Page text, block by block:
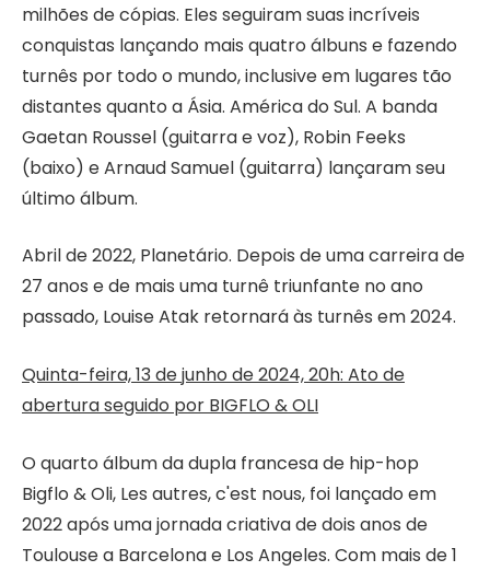
milhões de cópias. Eles seguiram suas incríveis
conquistas lançando mais quatro álbuns e fazendo
turnês por todo o mundo, inclusive em lugares tão
distantes quanto a Ásia. América do Sul. A banda
Gaetan Roussel (guitarra e voz), Robin Feeks
(baixo) e Arnaud Samuel (guitarra) lançaram seu
último álbum.
Abril de 2022, Planetário. Depois de uma carreira de
27 anos e de mais uma turnê triunfante no ano
passado, Louise Atak retornará às turnês em 2024.
Quinta-feira, 13 de junho de 2024, 20h: Ato de
abertura seguido por BIGFLO & OLI
O quarto álbum da dupla francesa de hip-hop
Bigflo & Oli, Les autres, c'est nous, foi lançado em
2022 após uma jornada criativa de dois anos de
Toulouse a Barcelona e Los Angeles. Com mais de 1